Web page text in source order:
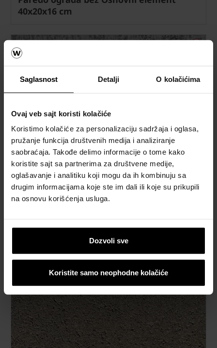
Saglasnost Detalji O kolačićima
Ovaj veb sajt koristi kolačiće
Koristimo kolačiće za personalizaciju sadržaja i oglasa,
pružanje funkcija društvenih medija i analiziranje
saobraćaja. Takođe delimo informacije o tome kako
koristite sajt sa partnerima za društvene medije,
oglašavanje i analitiku koji mogu da ih kombinuju sa
drugim informacijama koje ste im dali ili koje su prikupili
na osnovu korišćenja usluga.
Dozvoli sve
Koristite samo neophodne kolačiće
40x20x16 cm
Paredo ograda svetlo siva Osnovni
element 40x20x16 cm